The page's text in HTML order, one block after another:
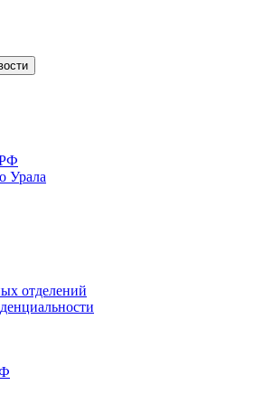
Урала
отделений